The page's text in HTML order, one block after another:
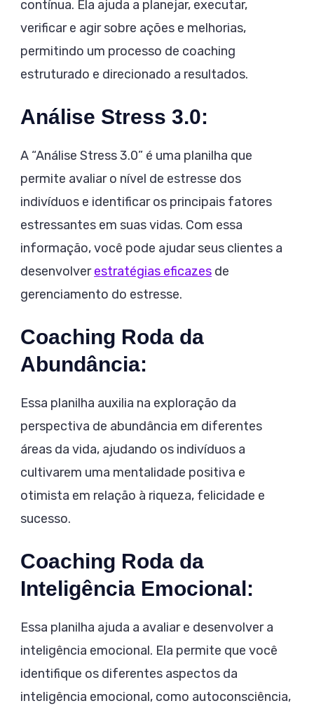
contínua. Ela ajuda a planejar, executar,
verificar e agir sobre ações e melhorias,
permitindo um processo de coaching
estruturado e direcionado a resultados.
Análise Stress 3.0:
A “Análise Stress 3.0” é uma planilha que
permite avaliar o nível de estresse dos
indivíduos e identificar os principais fatores
estressantes em suas vidas. Com essa
informação, você pode ajudar seus clientes a
desenvolverestratégias eficazes de
gerenciamento do estresse.
Coaching Roda da
Abundância:
Essa planilha auxilia na exploração da
perspectiva de abundância em diferentes
áreas da vida, ajudando os indivíduos a
cultivarem uma mentalidade positiva e
otimista em relação à riqueza, felicidade e
sucesso.
Coaching Roda da
Inteligência Emocional:
Essa planilha ajuda a avaliar e desenvolver a
inteligência emocional. Ela permite que você
identifique os diferentes aspectos da
inteligência emocional, como autoconsciência,